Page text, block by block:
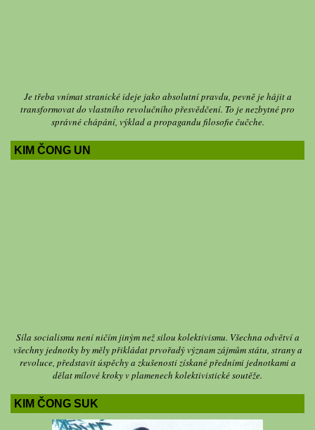
KIM ČONG UN
KIM ČONG SUK